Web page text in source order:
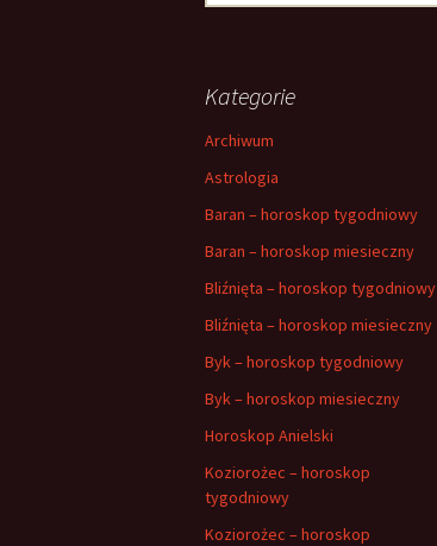
Kategorie
Archiwum
Astrologia
Baran – horoskop tygodniowy
Baran – horoskop miesieczny
Bliźnięta – horoskop tygodniowy
Bliźnięta – horoskop miesieczny
Byk – horoskop tygodniowy
Byk – horoskop miesieczny
Horoskop Anielski
Koziorożec – horoskop
tygodniowy
Koziorożec – horoskop